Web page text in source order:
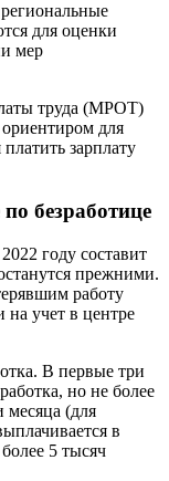
для оценки
мер
труда (МРОТ)
для
зарплату
безработице
году составит
прежними.
работу
на учет в центре
В первые три
но не более
месяца (для
в
5 тысяч